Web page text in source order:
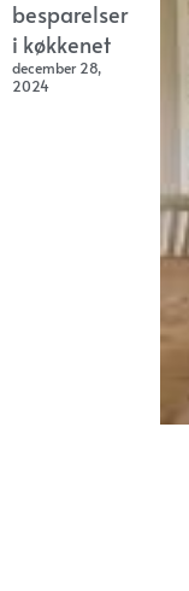
besparelser
i køkkenet
december 28,
2024